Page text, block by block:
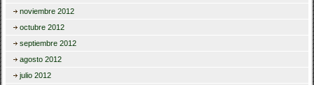
noviembre 2012
octubre 2012
septiembre 2012
agosto 2012
julio 2012